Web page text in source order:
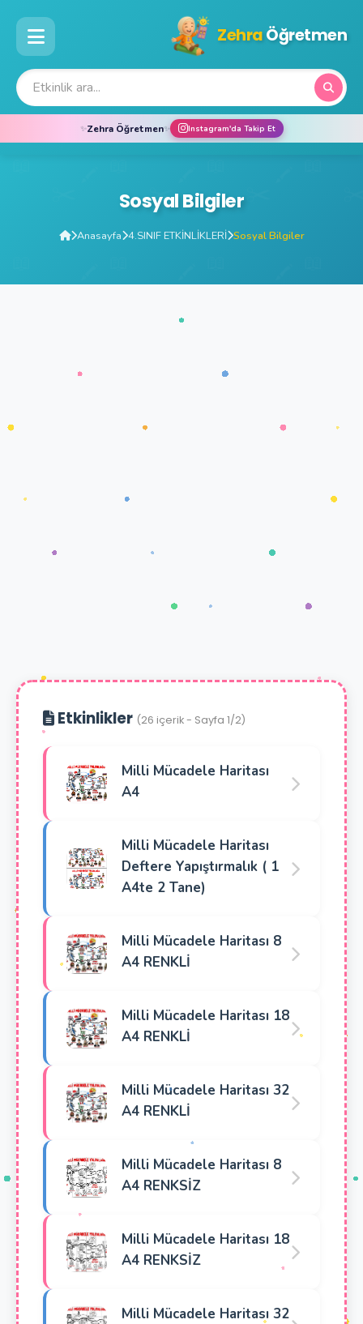
ZehraÖğretmen
✨Zehra Öğretmen✨ Instagram'da Takip Et
Sosyal Bilgiler
Anasayfa 4.SINIF ETKİNLİKLERİ Sosyal Bilgiler
Etkinlikler (26 içerik - Sayfa 1/2)
Milli Mücadele Haritası
A4
Milli Mücadele Haritası
Deftere Yapıştırmalık ( 1
A4te 2 Tane)
Milli Mücadele Haritası 8
A4 RENKLİ
Milli Mücadele Haritası 18
A4 RENKLİ
Milli Mücadele Haritası 32
A4 RENKLİ
Milli Mücadele Haritası 8
A4 RENKSİZ
Milli Mücadele Haritası 18
A4 RENKSİZ
Milli Mücadele Haritası 32